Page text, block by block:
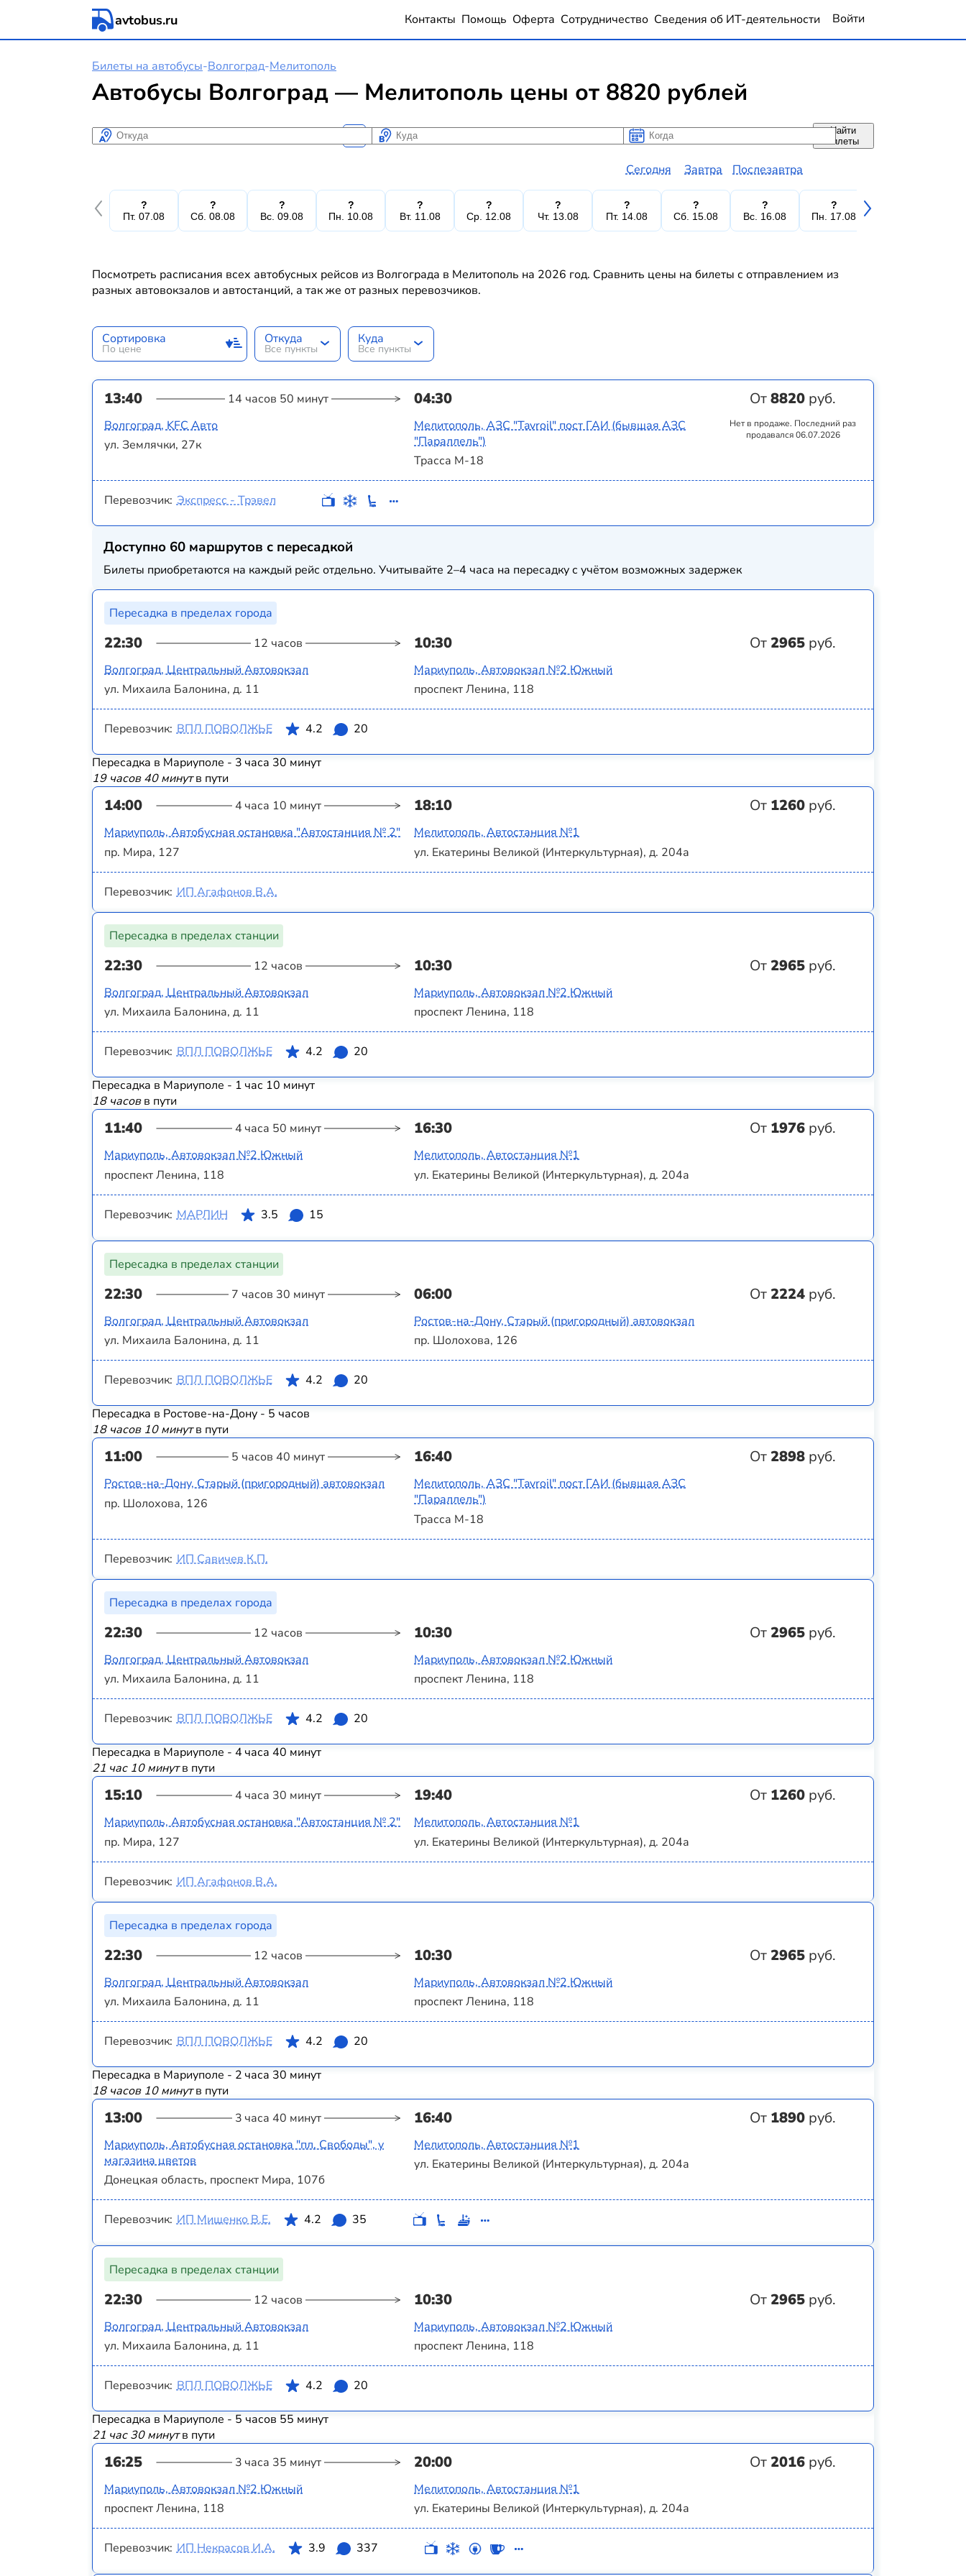
avtobus.ru Контакты Помощь Оферта Сотрудничество Сведения об ИТ-деятельности Войти
Билеты на автобусы-Волгоград-Мелитополь
Автобусы Волгоград — Мелитополь цены от 8820 рублей
Откуда Куда Когда
Когда
Сегодня Завтра Послезавтра
Найти
билеты
?
Пт. 07.08
?
Сб. 08.08
?
Вс. 09.08
?
Пн. 10.08
?
Вт. 11.08
?
Ср. 12.08
?
Чт. 13.08
?
Пт. 14.08
?
Сб. 15.08
?
Вс. 16.08
?
Пн. 17.08
Посмотреть расписания всех автобусных рейсов из Волгограда в Мелитополь на 2026 год. Сравнить цены на билеты с отправлением из
разных автовокзалов и автостанций, а так же от разных перевозчиков.
Сортировка
По цене
Откуда
Все пункты
Куда
Все пункты
13:40 14 часов 50 минут 04:30 От8820 руб.
Волгоград, KFC Авто
ул. Землячки, 27к
Мелитополь, АЗС "Tavroil" пост ГАИ (бывшая АЗС
"Параллель")
Трасса М-18
Нет в продаже. Последний раз
продавался 06.07.2026
Перевозчик: Экспресс - Трэвел
Доступно 60 маршрутов с пересадкой
Билеты приобретаются на каждый рейс отдельно. Учитывайте 2–4 часа на пересадку с учётом возможных задержек
Пересадка в пределах города
22:30 12 часов 10:30 От2965 руб.
Волгоград, Центральный Автовокзал
ул. Михаила Балонина, д. 11
Мариуполь, Автовокзал №2 Южный
проспект Ленина, 118
Перевозчик: ВПЛ ПОВОЛЖЬЕ 4.2 20
Пересадка в Мариуполе - 3 часа 30 минут
19 часов 40 минутв пути
14:00 4 часа 10 минут 18:10 От 1260 руб.
Мариуполь, Автобусная остановка "Автостанция № 2"
пр. Мира, 127
Мелитополь, Автостанция №1
ул. Екатерины Великой (Интеркультурная), д. 204а
Перевозчик: ИП Агафонов В.А.
Пересадка в пределах станции
22:30 12 часов 10:30 От2965 руб.
Волгоград, Центральный Автовокзал
ул. Михаила Балонина, д. 11
Мариуполь, Автовокзал №2 Южный
проспект Ленина, 118
Перевозчик: ВПЛ ПОВОЛЖЬЕ 4.2 20
Пересадка в Мариуполе - 1 час 10 минут
18 часовв пути
11:40 4 часа 50 минут 16:30 От 1976 руб.
Мариуполь, Автовокзал №2 Южный
проспект Ленина, 118
Мелитополь, Автостанция №1
ул. Екатерины Великой (Интеркультурная), д. 204а
Перевозчик: МАРЛИН 3.5 15
Пересадка в пределах станции
22:30 7 часов 30 минут 06:00 От2224 руб.
Волгоград, Центральный Автовокзал
ул. Михаила Балонина, д. 11
Ростов-на-Дону, Старый (пригородный) автовокзал
пр. Шолохова, 126
Перевозчик: ВПЛ ПОВОЛЖЬЕ 4.2 20
Пересадка в Ростове-на-Дону - 5 часов
18 часов 10 минутв пути
11:00 5 часов 40 минут 16:40 От2898 руб.
Ростов-на-Дону, Старый (пригородный) автовокзал
пр. Шолохова, 126
Мелитополь, АЗС "Tavroil" пост ГАИ (бывшая АЗС
"Параллель")
Трасса М-18
Перевозчик: ИП Савичев К.П.
Пересадка в пределах города
22:30 12 часов 10:30 От2965 руб.
Волгоград, Центральный Автовокзал
ул. Михаила Балонина, д. 11
Мариуполь, Автовокзал №2 Южный
проспект Ленина, 118
Перевозчик: ВПЛ ПОВОЛЖЬЕ 4.2 20
Пересадка в Мариуполе - 4 часа 40 минут
21 час 10 минутв пути
15:10 4 часа 30 минут 19:40 От 1260 руб.
Мариуполь, Автобусная остановка "Автостанция № 2"
пр. Мира, 127
Мелитополь, Автостанция №1
ул. Екатерины Великой (Интеркультурная), д. 204а
Перевозчик: ИП Агафонов В.А.
Пересадка в пределах города
22:30 12 часов 10:30 От2965 руб.
Волгоград, Центральный Автовокзал
ул. Михаила Балонина, д. 11
Мариуполь, Автовокзал №2 Южный
проспект Ленина, 118
Перевозчик: ВПЛ ПОВОЛЖЬЕ 4.2 20
Пересадка в Мариуполе - 2 часа 30 минут
18 часов 10 минутв пути
13:00 3 часа 40 минут 16:40 От 1890 руб.
Мариуполь, Автобусная остановка "пл. Свободы", у
магазина цветов
Донецкая область, проспект Мира, 107б
Мелитополь, Автостанция №1
ул. Екатерины Великой (Интеркультурная), д. 204а
Перевозчик: ИП Мищенко В.Е. 4.2 35
Пересадка в пределах станции
22:30 12 часов 10:30 От2965 руб.
Волгоград, Центральный Автовокзал
ул. Михаила Балонина, д. 11
Мариуполь, Автовокзал №2 Южный
проспект Ленина, 118
Перевозчик: ВПЛ ПОВОЛЖЬЕ 4.2 20
Пересадка в Мариуполе - 5 часов 55 минут
21 час 30 минутв пути
16:25 3 часа 35 минут 20:00 От2016 руб.
Мариуполь, Автовокзал №2 Южный
проспект Ленина, 118
Мелитополь, Автостанция №1
ул. Екатерины Великой (Интеркультурная), д. 204а
Перевозчик: ИП Некрасов И.А. 3.9 337